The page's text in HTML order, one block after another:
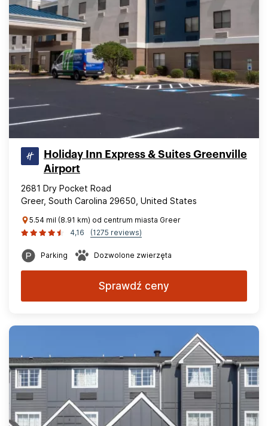
Holiday Inn Express & Suites Greenville
Airport
2681 Dry Pocket Road
Greer, South Carolina 29650, United States
5.54 mil (8.91 km) od centrum miasta Greer
4,16
(1275 reviews)
Parking Dozwolone zwierzęta
Sprawdź ceny